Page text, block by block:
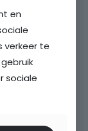
en
verkeer te
sociale